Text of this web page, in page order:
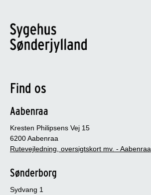
Find os
Aabenraa
Kresten Philipsens Vej 15
6200 Aabenraa
Rutevejledning, oversigtskort mv. - Aabenraa
Sønderborg
Sydvang 1